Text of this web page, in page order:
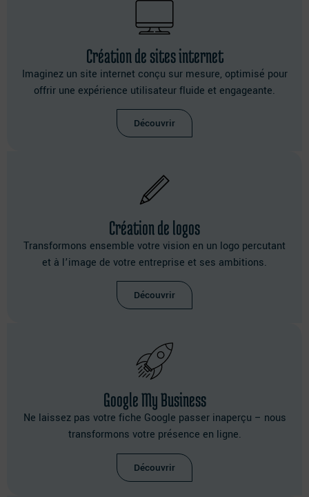
Création de sites internet
Imaginez un site internet conçu sur mesure, optimisé pour
offrir une expérience utilisateur fluide et engageante.
Découvrir
Création de logos
Transformons ensemble votre vision en un logo percutant
et à l’image de votre entreprise et ses ambitions.
Découvrir
Google My Business
Ne laissez pas votre fiche Google passer inaperçu – nous
transformons votre présence en ligne.
Découvrir